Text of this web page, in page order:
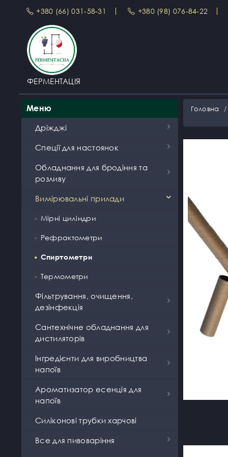
+380 (66) 031-58-31 +380 (98) 076-84-22
ФЕРМЕНТАЦІЯ
Меню
Дріжджі
Дріжджі турбо цукрові
Фруктові турбо дріжджі
віскі, ром
Спеції для настоянок
Спеції для настоянок Solodka
Спеції ром, джин
Моно спеції
Обладнання для бродіння та
розливу
Лійки та мірні стакани
Ємності для бродіння
Дубові бочки, вироби з дерева
Аксесуари
Вимірювальні прилади
Мірні циліндри
Рефрактометри
Спиртометри
Термометри
Фільтрування, очищення,
дезінфекція
Вугілля
Дезінфікуючий засіб
Кільця Рашига
Насадка Панченкова
Освітлювач
Спірально-призматична
Сантехнічне обладнання для
дистиляторів
Дивертори
дистиляторів
Інгредієнти для виробництва
напоїв
Дерев'яні кубики
Ароматизатор есенція для
напоїв
Есенція Prestige
Есенція Strands
Силіконові трубки харчові
Все для пивоваріння
Головна